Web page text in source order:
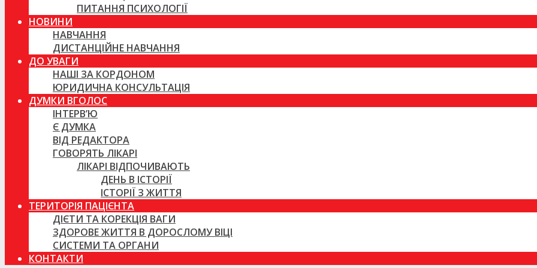
ПИТАННЯ ПСИХОЛОГІЇ
НОВИНИ
НАВЧАННЯ
ДИСТАНЦІЙНЕ НАВЧАННЯ
ДО УВАГИ
НАШІ ЗА КОРДОНОМ
ЮРИДИЧНА КОНСУЛЬТАЦІЯ
ДУМКИ ВГОЛОС
ІНТЕРВ’Ю
Є ДУМКА
ВІД РЕДАКТОРА
ГОВОРЯТЬ ЛІКАРІ
ЛІКАРІ ВІДПОЧИВАЮТЬ
ДЕНЬ В ІСТОРІЇ
ІСТОРІЇ З ЖИТТЯ
ТЕРИТОРІЯ ПАЦІЄНТА
ДІЄТИ ТА КОРЕКЦІЯ ВАГИ
ЗДОРОВЕ ЖИТТЯ В ДОРОСЛОМУ ВІЦІ
СИСТЕМИ ТА ОРГАНИ
КОНТАКТИ